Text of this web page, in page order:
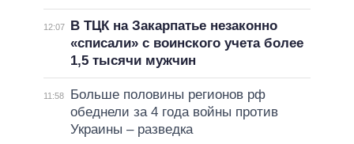
12:07
В ТЦК на Закарпатье незаконно
«списали» с воинского учета более
1,5 тысячи мужчин
11:58
Больше половины регионов рф
обеднели за 4 года войны против
Украины – разведка